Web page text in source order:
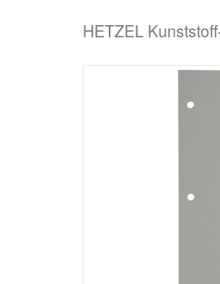
HETZEL